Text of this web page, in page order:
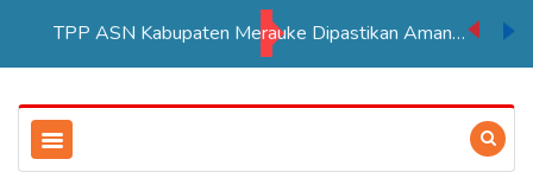
TPP ASN Kabupaten Merauke Dipastikan Aman Hingga Akhir Tahun 2026